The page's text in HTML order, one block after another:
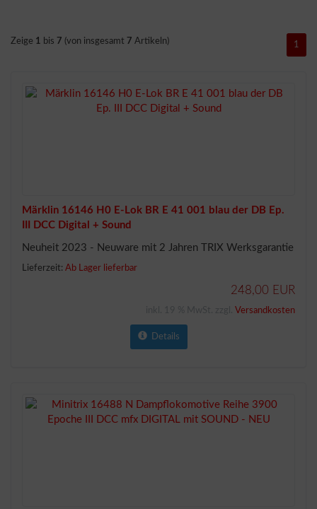
Zeige 1 bis 7 (von insgesamt 7 Artikeln) 1
Märklin 16146 H0 E-Lok BR E 41 001 blau der DB Ep.
III DCC Digital + Sound
Neuheit 2023 - Neuware mit 2 Jahren TRIX Werksgarantie
Lieferzeit: Ab Lager lieferbar
248,00 EUR
Versandkosten
Details